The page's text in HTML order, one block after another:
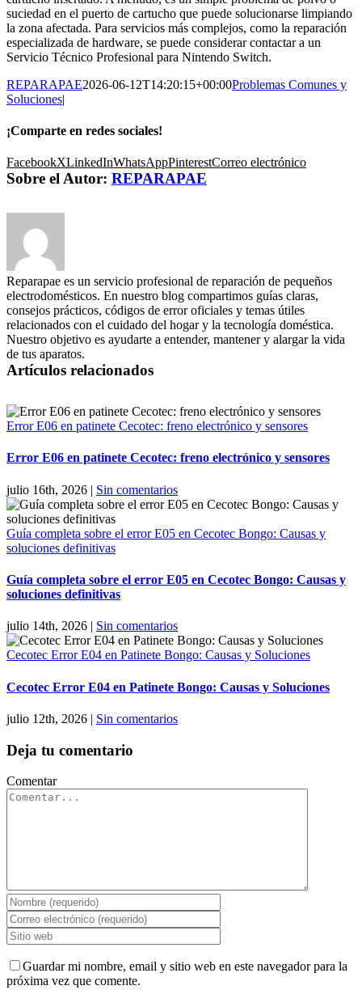
suciedad en el puerto de cartucho que puede solucionarse limpiando
la zona afectada. Para servicios más complejos, como la reparación
especializada de hardware, se puede considerar contactar a un
Servicio Técnico Profesional para Nintendo Switch.
REPARAPAE2026-06-12T14:20:15+00:00Problemas Comunes y
Soluciones|
¡Comparte en redes sociales!
FacebookXLinkedInWhatsAppPinterestCorreo electrónico
Sobre el Autor: REPARAPAE
Reparapae es un servicio profesional de reparación de pequeños
electrodomésticos. En nuestro blog compartimos guías claras,
consejos prácticos, códigos de error oficiales y temas útiles
relacionados con el cuidado del hogar y la tecnología doméstica.
Nuestro objetivo es ayudarte a entender, mantener y alargar la vida
de tus aparatos.
Artículos relacionados
Error E06 en patinete Cecotec: freno electrónico y sensores
Error E06 en patinete Cecotec: freno electrónico y sensores
julio 16th, 2026 | Sin comentarios
Guía completa sobre el error E05 en Cecotec Bongo: Causas y
soluciones definitivas
Guía completa sobre el error E05 en Cecotec Bongo: Causas y
soluciones definitivas
julio 14th, 2026 | Sin comentarios
Cecotec Error E04 en Patinete Bongo: Causas y Soluciones
Cecotec Error E04 en Patinete Bongo: Causas y Soluciones
julio 12th, 2026 | Sin comentarios
Deja tu comentario
Comentar
Guardar mi nombre, email y sitio web en este navegador para la
próxima vez que comente.